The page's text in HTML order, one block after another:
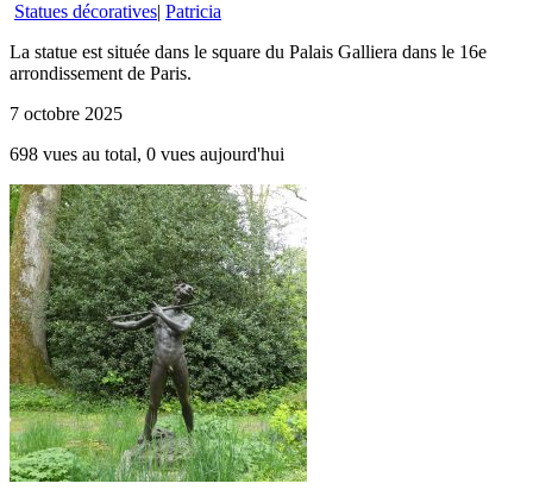
Statues décoratives| Patricia
La statue est située dans le square du Palais Galliera dans le 16e
arrondissement de Paris.
7 octobre 2025
698 vues au total, 0 vues aujourd'hui